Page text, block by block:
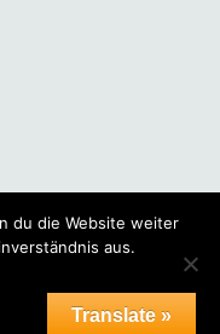
Translate »
du die Website weiter
aus.